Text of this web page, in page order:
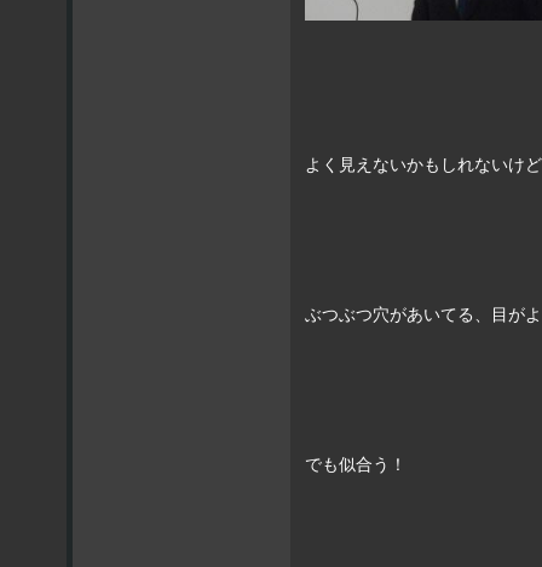
よく見えないかもしれないけ
ぶつぶつ穴があいてる、目が
でも似合う！